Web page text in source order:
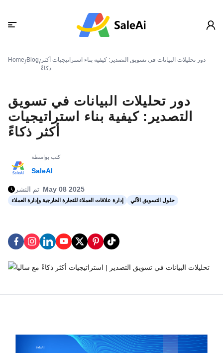
Home/Blog/ دور تحليلات البيانات في تسويق التصدير: كيفية بناء استراتيجيات أكثر
ذكاءً
دور تحليلات البيانات في تسويق
التصدير: كيفية بناء استراتيجيات
أكثر ذكاءً
كتب بواسطة
SaleAI
تم النشر May 08 2025
إدارة علاقات العملاء للتجارة الخارجية وإدارة العملاء حلول التسويق الآلي